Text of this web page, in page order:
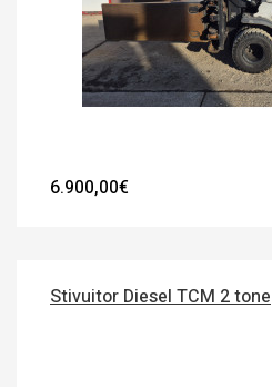
6.900,00€
Stivuitor Diesel TCM 2 tone